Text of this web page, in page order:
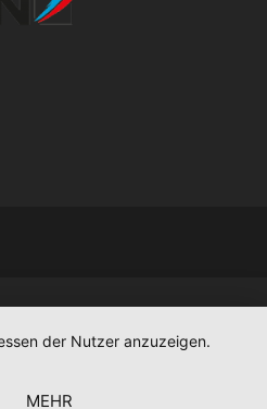
der Nutzer anzuzeigen.
MEHR